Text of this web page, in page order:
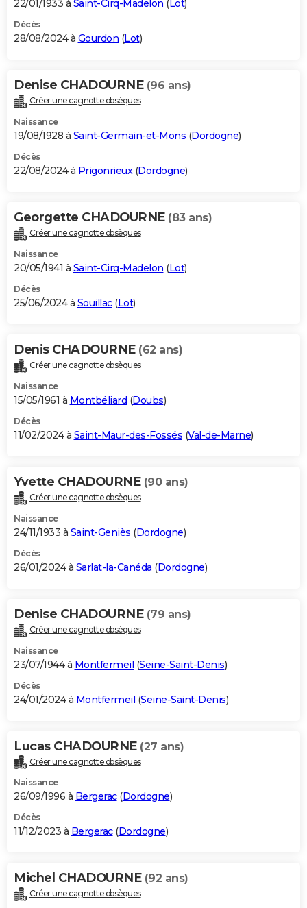
22/01/1933 à Saint-Cirq-Madelon ( Lot)
Décès
28/08/2024 à Gourdon (Lot)
Denise CHADOURNE (96 ans)
Créer une cagnotte obsèques
Naissance
19/08/1928 à Saint-Germain-et-Mons (Dordogne)
Décès
22/08/2024 à Prigonrieux(Dordogne)
Georgette CHADOURNE (83 ans)
Créer une cagnotte obsèques
Naissance
20/05/1941 à Saint-Cirq-Madelon (Lot)
Décès
25/06/2024 à Souillac(Lot)
Denis CHADOURNE (62 ans)
Créer une cagnotte obsèques
Naissance
15/05/1961 à Montbéliard (Doubs)
Décès
11/02/2024 à Saint-Maur-des-Fossés (Val-de-Marne)
Yvette CHADOURNE (90 ans)
Créer une cagnotte obsèques
Naissance
24/11/1933 à Saint-Geniès (Dordogne)
Décès
26/01/2024 à Sarlat-la-Canéda (Dordogne)
Denise CHADOURNE (79 ans)
Créer une cagnotte obsèques
Naissance
23/07/1944 à Montfermeil (Seine-Saint-Denis)
Décès
24/01/2024 à Montfermeil (Seine-Saint-Denis)
Lucas CHADOURNE (27 ans)
Créer une cagnotte obsèques
Naissance
26/09/1996 à Bergerac(Dordogne)
Décès
11/12/2023 à Bergerac(Dordogne)
Michel CHADOURNE (92 ans)
Créer une cagnotte obsèques